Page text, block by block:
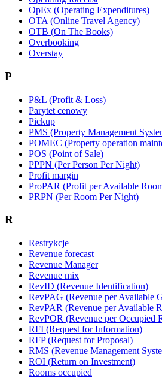
OpEx (Operating Expenditures)
OTA (Online Travel Agency)
OTB (On The Books)
Overbooking
Overstay
P
P&L (Profit & Loss)
Parytet cenowy
Pickup
PMS (Property Management
POMEC (Property operation
POS (Point of Sale)
PPPN (Per Person Per Night)
Profit margin
ProPAR (Profit per Available
PRPN (Per Room Per Night)
R
Restrykcje
Revenue forecast
Revenue Manager
Revenue mix
RevID (Revenue Identification)
RevPAG (Revenue per Available
RevPAR (Revenue per Available
RevPOR (Revenue per Occupied
RFI (Request for Information)
RFP (Request for Proposal)
RMS (Revenue Management
ROI (Return on Investment)
Rooms occupied